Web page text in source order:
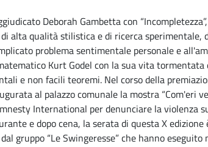
Deborah Gambetta con “Incompletezza”,
alta qualità stilistica e di ricerca sperimentale,
problema sentimentale personale e
Kurt Godel con la sua vita tormentata
e non facili teoremi. Nel corso della
al palazzo comunale la mostra “Com'eri
International per denunciare la violenza
e dopo cena, la serata di questa X edizione
gruppo “Le Swingeresse” che hanno eseguito